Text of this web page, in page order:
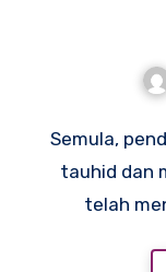
Semula,
tauhid dan
telah